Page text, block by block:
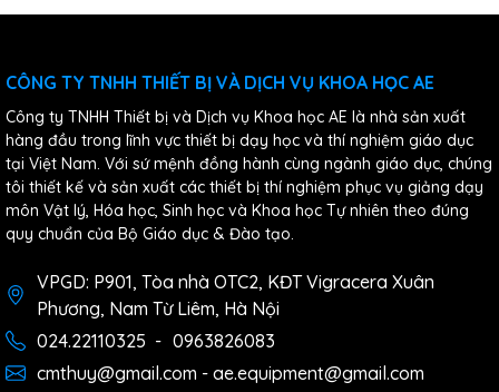
CÔNG TY TNHH THIẾT BỊ VÀ DỊCH VỤ KHOA HỌC AE
Công ty TNHH Thiết bị và Dịch vụ Khoa học AE là nhà sản xuất
hàng đầu trong lĩnh vực thiết bị dạy học và thí nghiệm giáo dục
tại Việt Nam. Với sứ mệnh đồng hành cùng ngành giáo dục, chúng
tôi thiết kế và sản xuất các thiết bị thí nghiệm phục vụ giảng dạy
môn Vật lý, Hóa học, Sinh học và Khoa học Tự nhiên theo đúng
quy chuẩn của Bộ Giáo dục & Đào tạo.
VPGD: P901, Tòa nhà OTC2, KĐT Vigracera Xuân
Phương, Nam Từ Liêm, Hà Nội
024.22110325 - 0963826083
cmthuy@gmail.com - ae.equipment@gmail.com